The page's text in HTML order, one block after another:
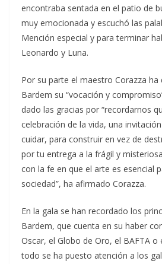
encontraba sentada en el patio de
muy emocionada y escuchó las
Mención especial y para terminar
Leonardo y Luna.
Por su parte el maestro Corazza ha
Bardem su “vocación y
dado las gracias por “recordarnos
celebración de la vida, una
cuidar, para construir en vez de
por tu entrega a la frágil y
con la fe en que el arte es esencial
sociedad”, ha afirmado Corazza.
En la gala se han recordado los
Bardem, que cuenta en su haber
Oscar, el Globo de Oro, el BAFTA o
todo se ha puesto atención a los